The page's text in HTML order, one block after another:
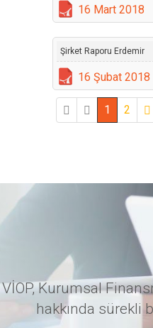
16 Mart 2018
Şirket Raporu Erdemir
16 Şubat 2018
1 2
Kurumsal
hakkında sürekli